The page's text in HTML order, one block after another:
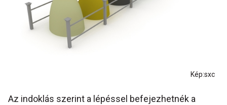
Kép:sxc
Az indoklás szerint a lépéssel befejezhetnék a